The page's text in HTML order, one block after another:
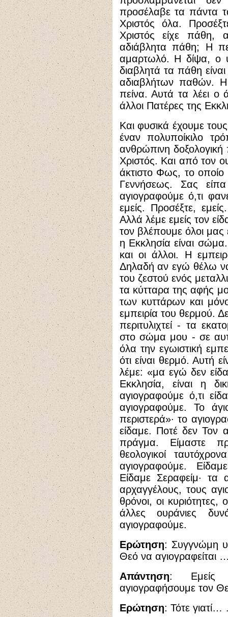
προσέλαβε τα πάντα
Χριστός όλα.
Χριστός είχε πάθη,
αδιάβλητα πάθη; Η
αμαρτωλό. Η δίψα, ο
διαβλητά τα πάθη
αδιαβλήτων παθών. Η
πείνα. Αυτά τα λέει ο
άλλοι Πατέρες της
Και φυσικά έχουμε
έναν πολυποίκιλο
ανθρώπινη
Χριστός. Και από τον
άκτιστο Φως, το οποίο
Γεννήσεως. Σας
αγιογραφούμε ό,τι
εμείς. Προσέξτε,
Αλλά λέμε εμείς τον
τον βλέπουμε όλοι
η Εκκλησία είναι
και οι άλλοι. Η
Δηλαδή αν εγώ θέλω
του ζεστού ενός
τα κύτταρα της αφής
των κυττάρων και
εμπειρία του θερμού.
περιτυλιχτεί - τα
στο σώμα μου - σε
όλα την εγωιστική
ότι είναι θερμό. Αυτή
λέμε: «μα εγώ δεν
Εκκλησία, είναι η
αγιογραφούμε ό,τι
αγιογραφούμε. Το
περιστερά»· το
είδαμε. Ποτέ δεν Τον
πράγμα. Είμαστε
θεολογικοί
αγιογραφούμε.
Είδαμε Σεραφείμ· τα
αρχαγγέλους, τους
θρόνοι, οι κυριότητες,
άλλες ουράνιες
αγιογραφούμε.
Ερώτηση: Συγγνώμη
Θεό να
Απάντηση: Εμείς
αγιογραφήσουμε τον
Ερώτηση: Τότε